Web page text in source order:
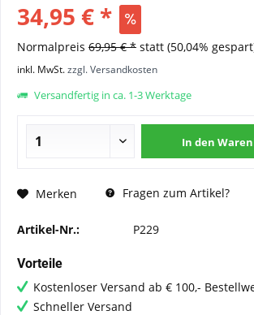
34,95 € *
Normalpreis 69,95 € * statt (50,04%
inkl. MwSt.zzgl. Versandkosten
Versandfertig in ca. 1-3 Werktage
In den
Merken Fragen zum Artikel?
Artikel-Nr.: P229
Vorteile
Kostenloser Versand ab € 100,-
Schneller Versand